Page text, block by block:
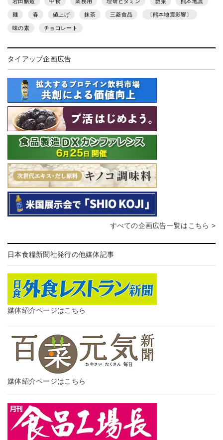
岩田醸造 中食 業務用 理研ビタミン 惣菜 熊本地震
麺 春 値上げ 抹茶 三菱食品 〔熊本地震影響〕
味の素 チョコレート
タイアップ企画広告
すべての企画広告一覧はこちら >
日本食糧新聞社発行の他媒体記事
媒体紹介ページはこちら
媒体紹介ページはこちら